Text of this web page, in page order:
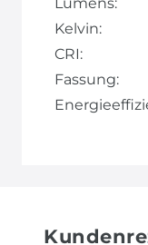
Kelvin:
CRI:
Fassung: